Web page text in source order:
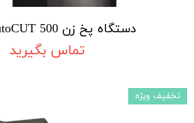
دستگاه پخ زن BDS AutoCUT 500
تماس بگیرید
تخفیف ویژه